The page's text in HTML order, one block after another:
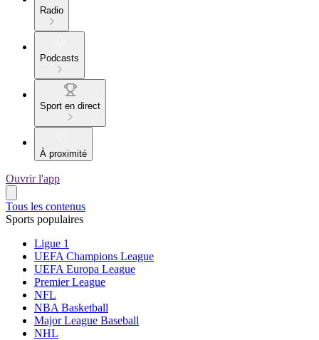
Radio
Podcasts
Sport en direct
À proximité
Ouvrir l'app
Tous les contenus
Sports populaires
Ligue 1
UEFA Champions League
UEFA Europa League
Premier League
NFL
NBA Basketball
Major League Baseball
NHL